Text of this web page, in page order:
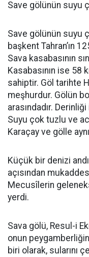
Save gölünün suyu
Save gölünün suyu
başkent Tahran’ın
Sava kasabasının
Kasabasının ise
sahiptir. Göl tarihte
meşhurdur. Gölün
arasındadır.
Suyu çok tuzlu ve
Karaçay ve gölle
Küçük bir denizi
açısından
Mecusîlerin
yerdi.
Sava gölü, Resul-i
onun
biri olarak, sularını